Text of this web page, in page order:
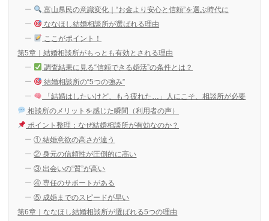
富山県民の意識変化｜“お金より安心と信頼”を選ぶ時代に
ななほし結婚相談所が選ばれる理由
ここがポイント！
第5章｜結婚相談所がもっとも有効とされる理由
調査結果に見る“信頼できる婚活”の条件とは？
結婚相談所の“5つの強み”
「結婚はしたいけど、もう疲れた…」人にこそ、相談所が必要
相談所のメリットを感じた瞬間（利用者の声）
ポイント整理：なぜ結婚相談所が有効なのか？
① 結婚意欲の高さが違う
② 身元の信頼性が圧倒的に高い
③ 出会いの“質”が高い
④ 専任のサポートがある
⑤ 成婚までのスピードが早い
第6章｜ななほし結婚相談所が選ばれる5つの理由